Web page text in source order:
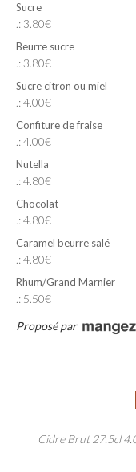
Sucre
.: 3.80€
Beurre sucre
.: 3.80€
Sucre citron ou miel
.: 4.00€
Confiture de fraise
.: 4.00€
Nutella
.: 4.80€
Chocolat
.: 4.80€
Caramel beurre salé
.: 4.80€
Rhum/Grand Marnier
.: 5.50€
Proposé par
Cidre Brut 27.5cl